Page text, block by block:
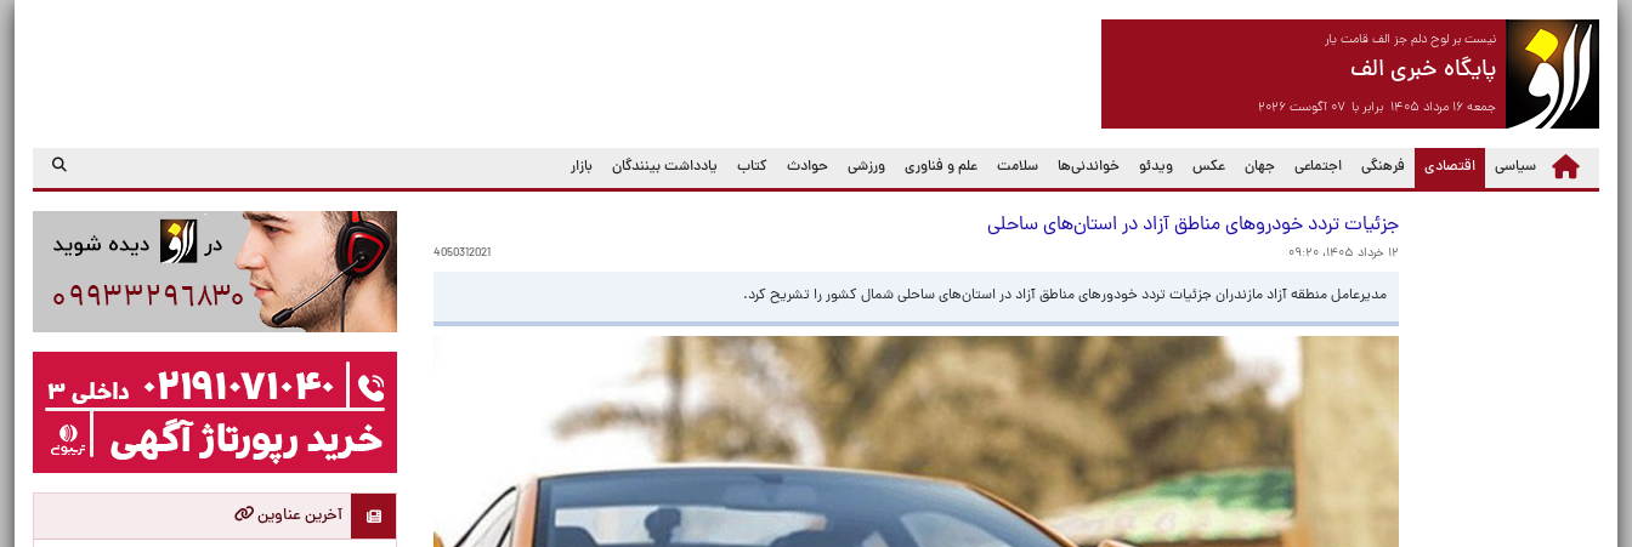
نیست بر لوح دلم جز الف قامت یار
پایگاه خبری الف
جمعه ۱۶ مرداد ۱۴۰۵ برابر با ۰۷ آگوست ۲۰۲۶
سیاسی اقتصادی
(current) فرهنگی اجتماعی جهان عکس ویدئو خواندنی‌ها سلامت علم و فناوری ورزشی حوادث کتاب یادداشت بینندگان بازار
جزئیات تردد خودروهای مناطق آزاد در استان‌های ساحلی
۱۲ خرداد ۱۴۰۵، ۰۹:۲۰ 4050312021
مدیرعامل منطقه آزاد مازندران جزئیات تردد خودورهای مناطق آزاد در استان‌های ساحلی شمال کشور را تشریح کرد.
آخرین عناوین